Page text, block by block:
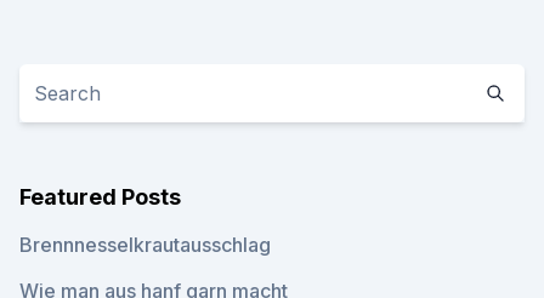
Featured Posts
Brennnesselkrautausschlag
Wie man aus hanf garn macht